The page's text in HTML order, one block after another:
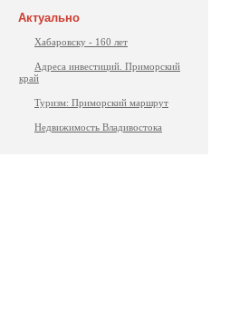
Актуально
Хабаровску - 160 лет
Адреса инвестиций. Приморский
край
Туризм: Приморский маршрут
Недвижимость Владивостока